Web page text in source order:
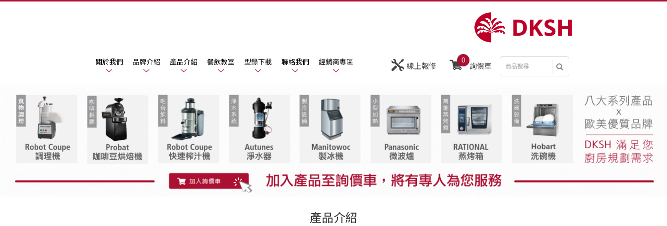
線上報修 詢價車
0
關於我們 品牌介紹 產品介紹 餐飲教室 型錄下載 聯絡我們 經銷商專區
產品介紹